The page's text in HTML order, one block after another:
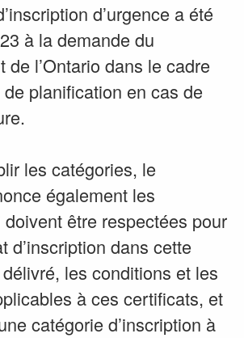
d’urgence a été
à la demande du
de l’Ontario dans le cadre
planification en cas de
les catégories, le
également les
être respectées pour
d’inscription dans cette
les conditions et les
à ces certificats, et
catégorie d’inscription à